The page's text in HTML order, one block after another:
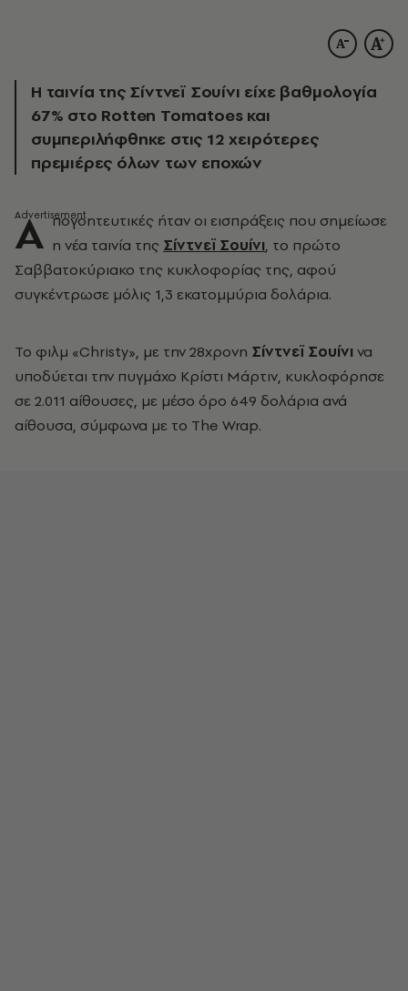
Η ταινία της Σίντνεϊ Σουίνι είχε βαθμολογία
67% στο Rotten Tomatoes και
συμπεριλήφθηκε στις 12 χειρότερες
πρεμιέρες όλων των εποχών
Α πογοητευτικές ήταν οι εισπράξεις που σημείωσε
η νέα ταινία της Σίντνεϊ Σουίνι, το πρώτο
Σαββατοκύριακο της κυκλοφορίας της, αφού
συγκέντρωσε μόλις 1,3 εκατομμύρια δολάρια.
Το φιλμ «Christy», με την 28χρονη Σίντνεϊ Σουίνινα
υποδύεται την πυγμάχο Κρίστι Μάρτιν, κυκλοφόρησε
σε 2.011 αίθουσες, με μέσο όρο 649 δολάρια ανά
αίθουσα, σύμφωνα με το The Wrap.